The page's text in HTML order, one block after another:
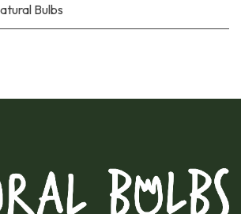
Bulbs